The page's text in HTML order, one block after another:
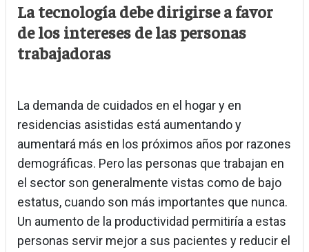
La tecnología debe dirigirse a favor
de los intereses de las personas
trabajadoras
La demanda de cuidados en el hogar y en
residencias asistidas está aumentando y
aumentará más en los próximos años por razones
demográficas. Pero las personas que trabajan en
el sector son generalmente vistas como de bajo
estatus, cuando son más importantes que nunca.
Un aumento de la productividad permitiría a estas
personas servir mejor a sus pacientes y reducir el